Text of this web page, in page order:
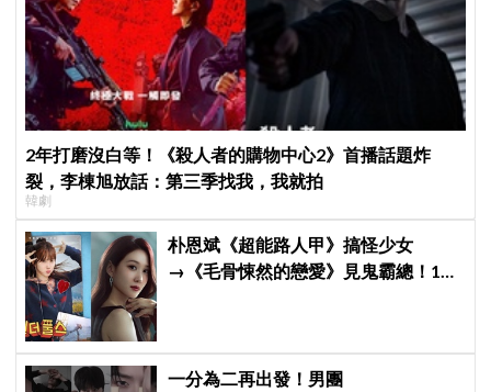
2年打磨沒白等！《殺人者的購物中心2》首播話題炸
裂，李棟旭放話：第三季找我，我就拍
韓劇
朴恩斌《超能路人甲》搞怪少女
→《毛骨悚然的戀愛》見鬼霸總！180
一分為二再出發！男團